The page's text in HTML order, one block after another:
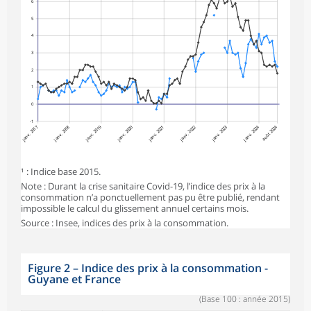
0
1
2
3
4
5
6
-1
janv. 2017 janv. 2018 janv. 2019 janv. 2020 janv. 2021 janv. 2022 janv. 2023 janv. 2024 août 2024
¹ : Indice base 2015.
Note : Durant la crise sanitaire Covid-19, l’indice des prix à la
consommation n’a ponctuellement pas pu être publié, rendant
impossible le calcul du glissement annuel certains mois.
Source : Insee, indices des prix à la consommation.
Figure 2– Indice des prix à la consommation -
Guyane et France
(Base 100 : année 2015)